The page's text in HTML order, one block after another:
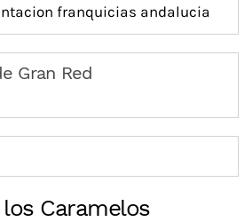
franquicias andalucia
Gran Red
Caramelos